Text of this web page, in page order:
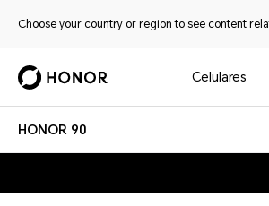
Choose your country or region to see content
Celulares
HONOR 90